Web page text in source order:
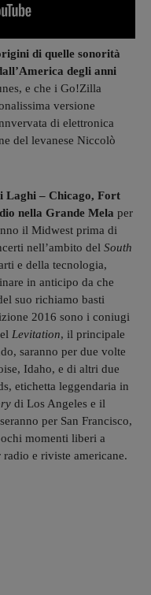
di quelle sonorità
degli anni
e che i Go!Zilla
versione
di elettronica
del levanese Niccolò
Laghi – Chicago, Fort
nella Grande Mela per
il Midwest prima di
nell’ambito del South
e della tecnologia,
in anticipo da che
suo richiamo basti
2016 sono i coniugi
Levitation, il principale
saranno per due volte
Idaho, e di altri due
etichetta leggendaria in
di Los Angeles e il
per San Francisco,
momenti liberi a
e riviste americane.